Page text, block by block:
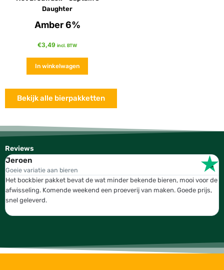
Daughter
Amber 6%
€3,49 incl. BTW
In winkelwagen
Bekijk alle bierpakketten
Reviews
Jeroen
Goeie variatie aan bieren
Het bockbier pakket bevat de wat minder bekende bieren, mooi voor de
afwisseling. Komende weekend een proeverij van maken. Goede prijs,
snel geleverd.